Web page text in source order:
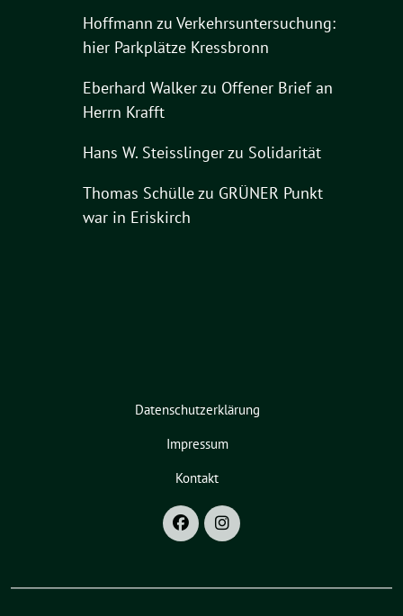
Hoffmann zu Verkehrsuntersuchung:
hier Parkplätze Kressbronn
Eberhard Walkerzu Offener Brief an
Herrn Krafft
Hans W. Steisslingerzu Solidarität
Thomas Schüllezu GRÜNER Punkt
war in Eriskirch
Datenschutzerklärung
Impressum
Kontakt